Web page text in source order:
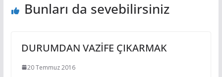
Bunları da sevebilirsiniz
DURUMDAN VAZİFE ÇIKARMAK
20 Temmuz 2016